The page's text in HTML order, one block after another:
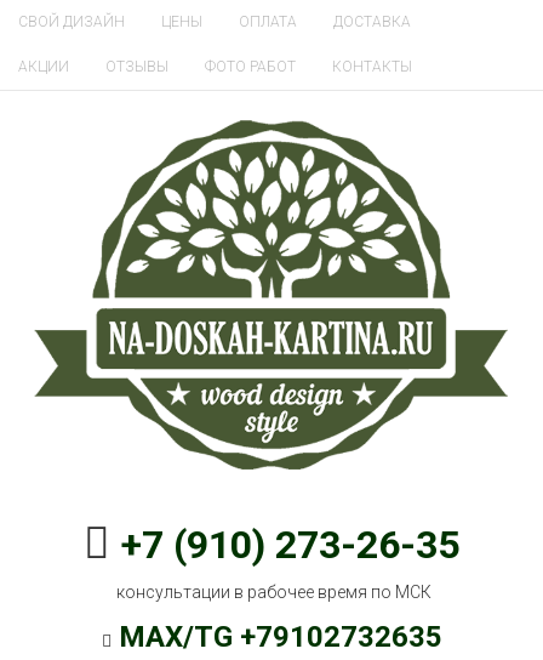
СВОЙ ДИЗАЙН ЦЕНЫ ОПЛАТА ДОСТАВКА
АКЦИИ ОТЗЫВЫ ФОТО РАБОТ КОНТАКТЫ
+7 (910) 273-26-35
консультации в рабочее время по МСК
MAX/TG +79102732635